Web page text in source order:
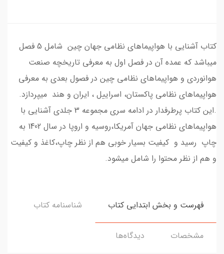
کتاب آشنایی با هواپیماهای نظامی جهان چین شامل 5 فصل
میباشد که عمده آن در فصل اول به معرفی تاریخچه صنعت
هوانوردی و هواپیماهای نظامی چین در فصول بعدی به معرفی
هواپیماهای نظامی پاکستان، اسراییل ، ایران و هند میپردازد.
.این کتاب پرطرفدار در ادامه سری مجموعه 3 جلدی آشنایی با
هواپیماهای نظامی جهان آمریکا،روسیه و اروپا در سال 1402 به
چاپ رسید و کیفیت بسیار خوبی هم از نظر چاپ،کاغذ و کیفیت
و هم از نظر محتوا را شامل میشود.
فهرست و بخش ابتدایی کتاب شناسنامه کتاب
مشخصات دیدگاه‌ها